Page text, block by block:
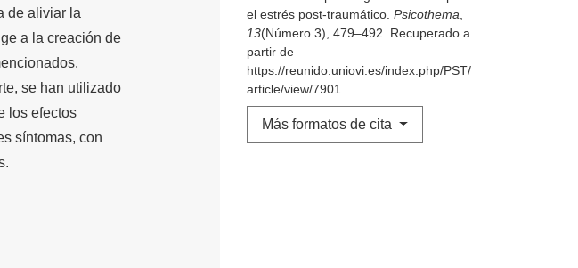
el estrés post-traumático. Psicothema,
13(Número 3), 479–492. Recuperado a
partir de
https://reunido.uniovi.es/index.php/PST/
article/view/7901
Más formatos de cita
de aliviar la
a la creación de
se han utilizado
los efectos
síntomas, con